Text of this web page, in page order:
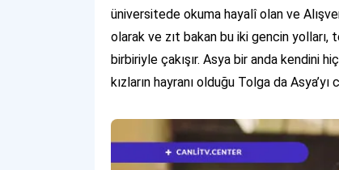
üniversitede okuma hayalî olan ve
olarak ve zıt bakan bu iki gencin yolları,
birbiriyle çakışır. Asya bir anda kendini
kızların hayranı olduğu Tolga da